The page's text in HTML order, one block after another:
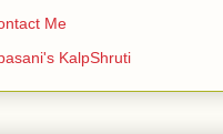
Me
KalpShruti